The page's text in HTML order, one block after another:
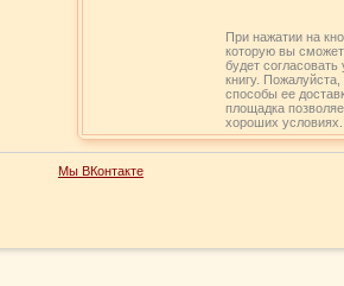
При нажатии на
которую вы
будет
книгу.
способы ее
площадка
хороших условиях.
Мы ВКонтакте